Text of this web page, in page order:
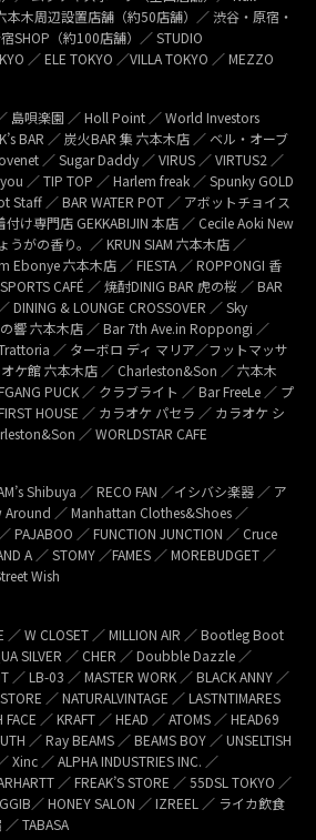
木周辺設置店舗（約50店舗）／ 渋谷・原宿・
SHOP（約100店舗）／ STUDIO
／ ELE TOKYO ／VILLA TOKYO ／ MEZZO
島唄楽園 ／ Holl Point ／ World Investors
BAR ／ 炭火BAR 集 六本木店 ／ ベル・オーブ
／ Sugar Daddy ／ VIRUS ／ VIRTUS2 ／
／ TIP TOP ／ Harlem freak ／ Spunky GOLD
Staff ／ BAR WATER POT ／ アボットチョイス
け専門店 GEKKABIJIN 本店 ／ Cecile Aoki New
うがの香り。／ KRUN SIAM 六本木店 ／
Ebonye 六本木店 ／ FIESTA ／ ROPPONGI 香
CAFÉ ／ 焼酎DINIG BAR 虎の桜 ／ BAR
DINING & LOUNGE CROSSOVER ／ Sky
響 六本木店 ／ Bar 7th Ave.in Roppongi ／
／ ターボロ ディ マリア／フットマッサ
ケ館 六本木店 ／ Charleston&Son ／ 六本木
PUCK ／ クラブライト ／ Bar FreeLe ／ プ
HOUSE ／ カラオケ パセラ ／ カラオケ シ
／ WORLDSTAR CAFE
Shibuya ／ RECO FAN ／イシバシ楽器 ／ ア
Around ／ Manhattan Clothes&Shoes ／
PAJABOO ／ FUNCTION JUNCTION ／ Cruce
A ／ STOMY ／FAMES ／ MOREBUDGET ／
Wish
／ W CLOSET ／ MILLION AIR ／ Bootleg Boot
SILVER ／ CHER ／ Doubble Dazzle ／
／ LB-03 ／ MASTER WORK ／ BLACK ANNY ／
／ NATURALVINTAGE ／ LASTNTIMARES
／ KRAFT ／ HEAD ／ ATOMS ／ HEAD69
／ Ray BEAMS ／ BEAMS BOY ／ UNSELTISH
Xinc ／ ALPHA INDUSTRIES INC. ／
／ FREAK’S STORE ／ 55DSL TOKYO ／
／ HONEY SALON ／ IZREEL ／ ライカ飲食
TABASA